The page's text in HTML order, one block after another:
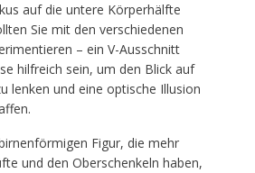
auf die untere Körperhälfte
Sie mit den verschiedenen
– ein V-Ausschnitt
hilfreich sein, um den Blick auf
lenken und eine optische Illusion
Figur, die mehr
und den Oberschenkeln haben,